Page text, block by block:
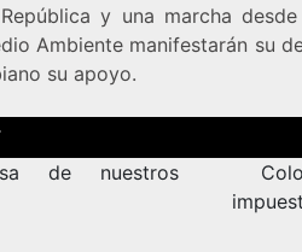
y una marcha
Ambiente manifestarán su
su apoyo.
de nuestros